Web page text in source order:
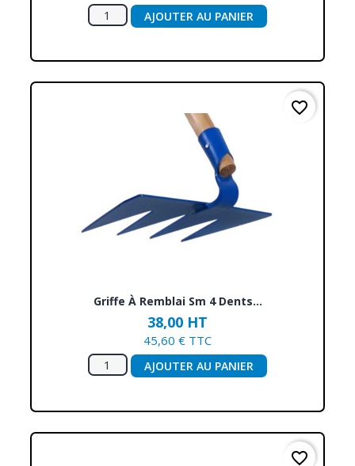
AJOUTER AU PANIER
Griffe À Remblai Sm 4 Dents...
38,00 HT
45,60 € TTC
AJOUTER AU PANIER
favorite_border
favorite_border